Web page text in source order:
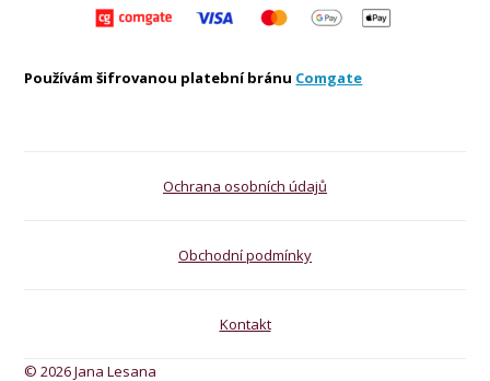
Používám šifrovanou platební bránu Comgate
Ochrana osobních údajů
Obchodní podmínky
Kontakt
© 2026 Jana Lesana